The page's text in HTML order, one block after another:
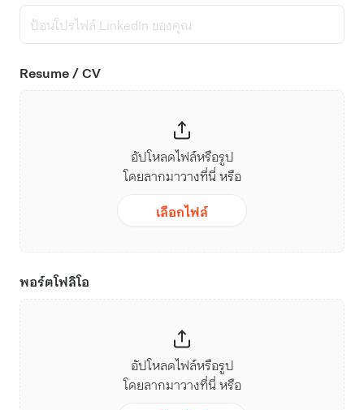
Resume / CV
อัปโหลดไฟล์หรือรูป
โดยลากมาวางที่นี่ หรือ
เลือกไฟล์
พอร์ตโฟลิโอ
อัปโหลดไฟล์หรือรูป
โดยลากมาวางที่นี่ หรือ